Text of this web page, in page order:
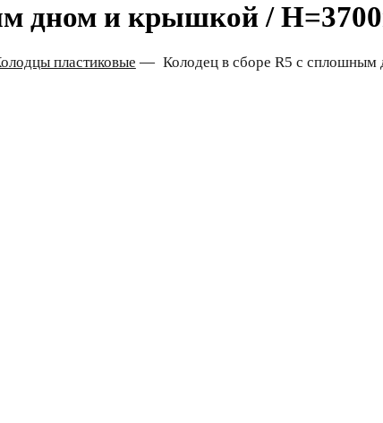
дном и крышкой /
пластиковые — Колодец в сборе R5 с